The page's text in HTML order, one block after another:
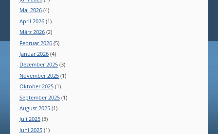
Mai 2026 (4)
April 2026 (1)
März 2026 (2)
Februar 2026 (5)
Januar 2026 (4)
Dezember 2025 (3)
November 2025 (1)
Oktober 2025 (1)
September 2025 (1)
August 2025 (1)
Juli 2025 (3)
Juni 2025 (1)